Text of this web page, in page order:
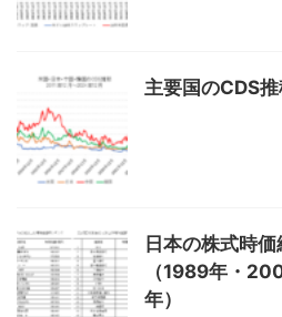
主要国のCDS推
日本の株式時
（1989年・
年）